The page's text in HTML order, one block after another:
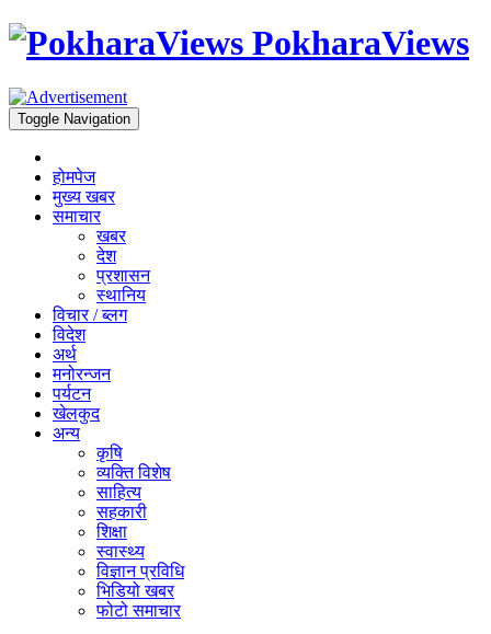
PokharaViews
Toggle Navigation
होमपेज
मुख्य खबर
समाचार
खबर
देश
प्रशासन
स्थानिय
विचार / ब्लग
विदेश
अर्थ
मनोरन्जन
पर्यटन
खेलकुद
अन्य
कृषि
व्यक्ति विशेष
साहित्य
सहकारी
शिक्षा
स्वास्थ्य
विज्ञान प्रविधि
भिडियो खबर
फोटो समाचार